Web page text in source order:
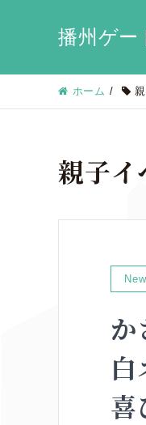
播州ゲー
ホーム /
親子イ
か
喜